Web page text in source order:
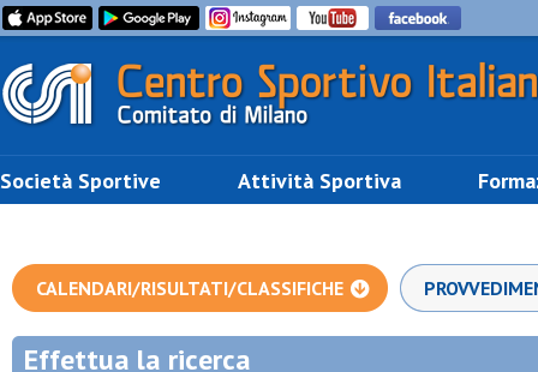
Società Sportive Attività Sportiva
CALENDARI/RISULTATI/CLASSIFICHE
Effettua la ricerca